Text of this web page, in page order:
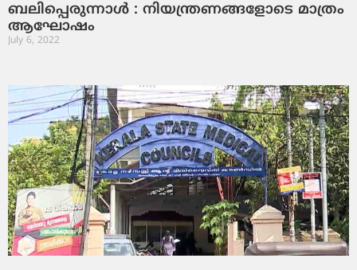
ബലിപ്പെരുന്നാള്‍ : നിയന്ത്രണങ്ങളോടെ മാത്രം
ആഘോഷം
July 6, 2022